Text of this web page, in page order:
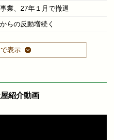
業、27年１月で撤退
らの反動増続く
表示
紹介動画